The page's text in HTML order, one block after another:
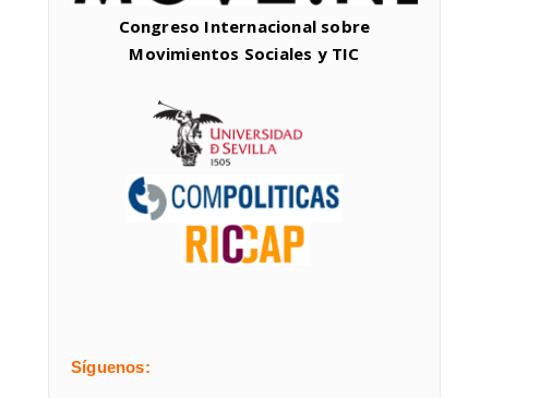
Congreso Internacional sobre
Movimientos Sociales y TIC
Síguenos: